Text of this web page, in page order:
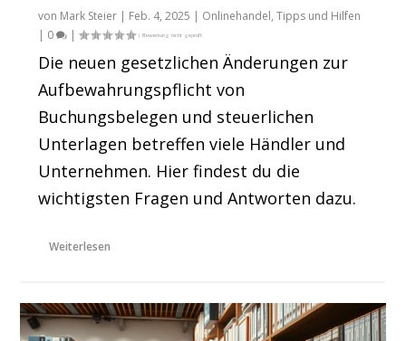
von Mark Steier | Feb. 4, 2025 | Onlinehandel,Tipps und Hilfen
| 0 |
Die neuen gesetzlichen Änderungen zur
Aufbewahrungspflicht von
Buchungsbelegen und steuerlichen
Unterlagen betreffen viele Händler und
Unternehmen. Hier findest du die
wichtigsten Fragen und Antworten dazu.
Weiterlesen